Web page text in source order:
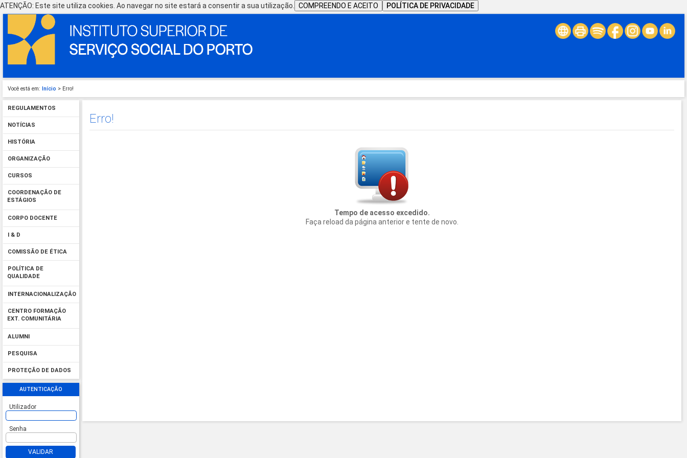
ATENÇÃO: Este site utiliza cookies. Ao navegar no site estará a consentir a sua utilização. COMPREENDO E ACEITO POLÍTICA DE PRIVACIDADE
Você está em: Início > Erro!
REGULAMENTOS
NOTÍCIAS
HISTÓRIA
ORGANIZAÇÃO
CURSOS
COORDENAÇÃO DE
ESTÁGIOS
CORPO DOCENTE
I & D
COMISSÃO DE ÉTICA
POLÍTICA DE
QUALIDADE
INTERNACIONALIZAÇÃO
CENTRO FORMAÇÃO
EXT. COMUNITÁRIA
ALUMNI
PESQUISA
PROTEÇÃO DE DADOS
AUTENTICAÇÃO
Utilizador
Senha
VALIDAR
Erro!
Tempo de acesso excedido.
Faça reload da página anterior e tente de novo.